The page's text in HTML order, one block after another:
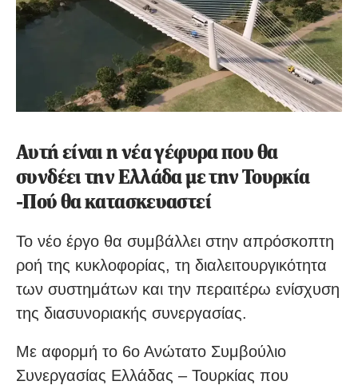
Αυτή είναι η νέα γέφυρα που θα
συνδέει την Ελλάδα με την Τουρκία
-Πού θα κατασκευαστεί
Το νέο έργο θα συμβάλλει στην απρόσκοπτη
ροή της κυκλοφορίας, τη διαλειτουργικότητα
των συστημάτων και την περαιτέρω ενίσχυση
της διασυνοριακής συνεργασίας.
Με αφορμή το 6ο Ανώτατο Συμβούλιο
Συνεργασίας Ελλάδας – Τουρκίας που